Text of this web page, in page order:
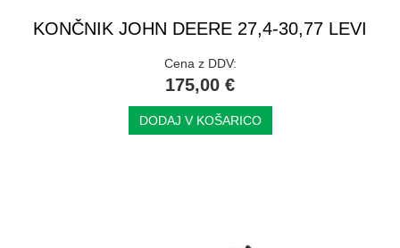
KONČNIK JOHN DEERE 27,4-30,77 LEVI
Cena z DDV:
175,00 €
DODAJ V KOŠARICO